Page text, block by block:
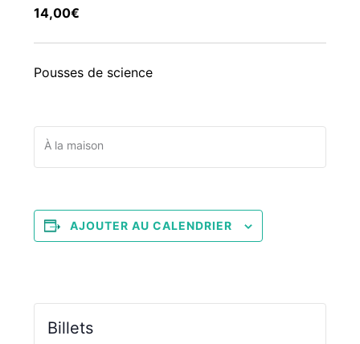
14,00€
Pousses de science
À la maison
AJOUTER AU CALENDRIER
Billets